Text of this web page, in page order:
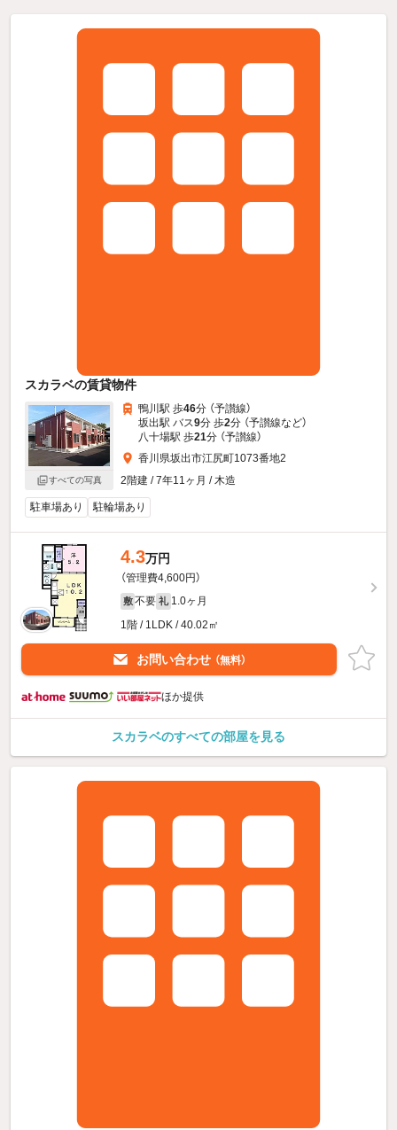
スカラベの賃貸物件
すべての写真
鴨川駅 歩46分 （予讃線）
坂出駅 バス9分 歩2分 （予讃線など）
八十場駅 歩21分 （予讃線）
香川県坂出市江尻町1073番地2
2階建 / 7年11ヶ月 / 木造
駐車場あり 駐輪場あり
4.3万円
（管理費4,600円）
敷 不要 礼 1.0ヶ月
1階 / 1LDK / 40.02㎡
お問い合わせ （無料）
ほか提供
スカラベのすべての部屋を見る